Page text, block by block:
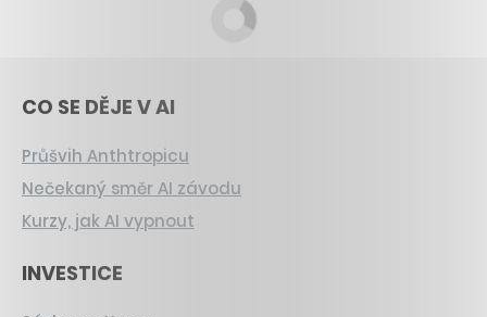
CO SE DĚJE V AI
Průšvih Anthtropicu
Nečekaný směr AI závodu
Kurzy, jak AI vypnout
INVESTICE